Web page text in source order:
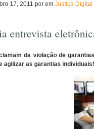
17, 2011 por em Justiça Digital
entrevista
da violação de
agilizar as garantias individuais!